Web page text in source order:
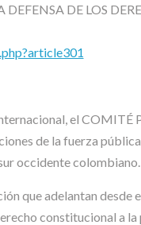
DE LOS
el
de la fuerza
occidente colombiano.
que adelantan desde
constitucional a